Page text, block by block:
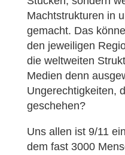
Machtstrukturen in
gemacht. Das
den jeweiligen
die weltweiten
Medien denn
Ungerechtigkeiten,
geschehen?
Uns allen ist 9/11
dem fast 3000